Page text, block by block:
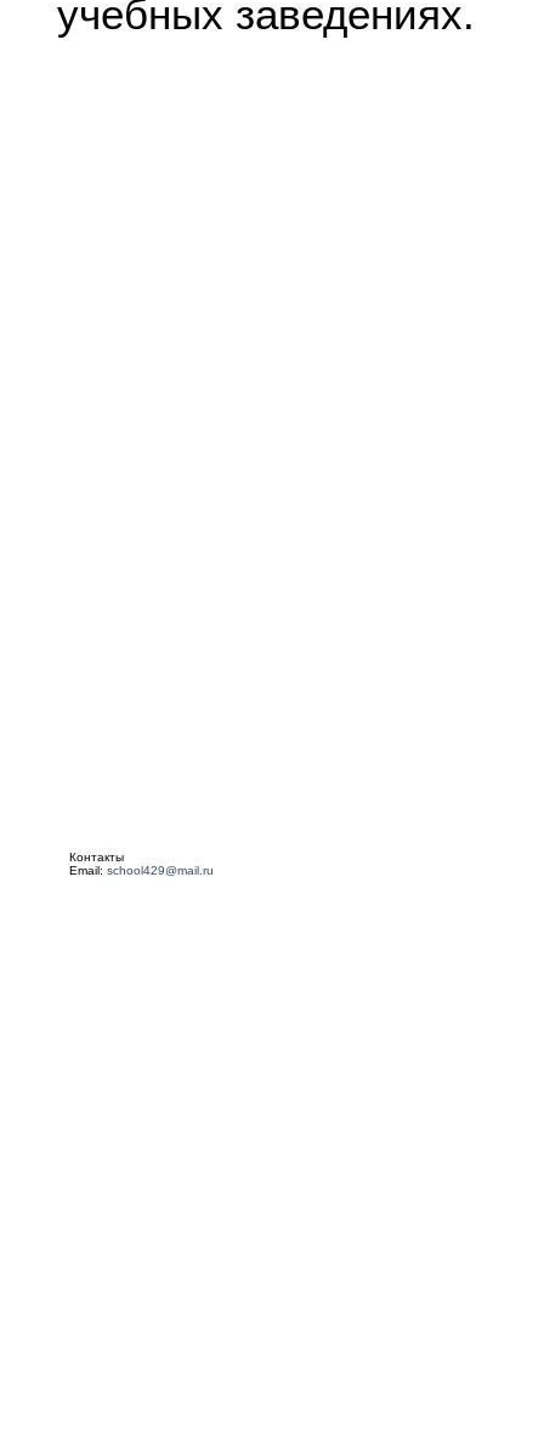
учебных заведениях.
Контакты
Email:school429@mail.ru